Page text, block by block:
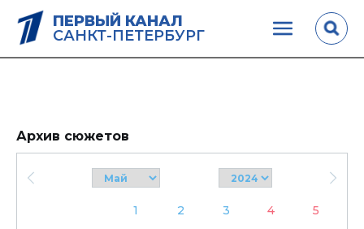
ПЕРВЫЙ КАНАЛ
САНКТ-ПЕТЕРБУРГ
Архив сюжетов
1 2 3 4
5